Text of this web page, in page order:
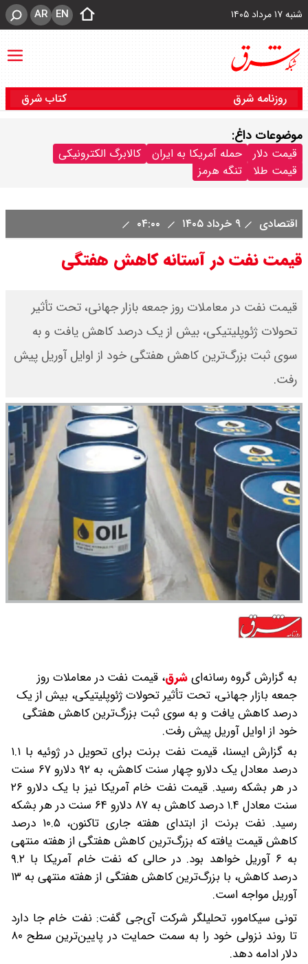
شنبه ۱۷ مرداد ۱۴۰۵ EN
AR
روزنامه شرق کتاب شرق
موضوعات داغ:
قیمت دلار حمله آمریکا به ایران
کالابرگ الکترونیکی
قیمت طلا
تنگه هرمز
اقتصادی ۹ خرداد ۱۴۰۵
قیمت نفت در آستانه کاهش هفتگی
قیمت نفت در معاملات روز جمعه بازار جهانی، تحت تأثیر
تحولات ژئوپلیتیکی، بیش از یک درصد کاهش یافت و به
سوی ثبت بزرگ‌ترین کاهش هفتگی خود از اوایل آوریل پیش
رفت.
به گزارش گروه رسانه‌ایشرق، قیمت نفت در معاملات روز
جمعه بازار جهانی، تحت تأثیر تحولات ژئوپلیتیکی، بیش از یک
درصد کاهش یافت و به سوی ثبت بزرگ‌ترین کاهش هفتگی
خود از اوایل آوریل پیش رفت.
به گزارش ایسنا، قیمت نفت برنت برای تحویل در ژوئیه با ۱.۱
درصد معادل یک دلارو چهار سنت کاهش، به ۹۲ دلارو ۶۷ سنت
در هر بشکه رسید. قیمت نفت خام آمریکا نیز با یک دلارو ۲۶
سنت معادل ۱.۴ درصد کاهش به ۸۷ دلارو ۶۴ سنت در هر بشکه
رسید. نفت برنت از ابتدای هفته جاری تاکنون، ۱۰.۵ درصد
کاهش قیمت یافته که بزرگ‌ترین کاهش هفتگی از هفته‌ منتهی
به ۶ آوریل خواهد بود. در حالی که نفت خام آمریکا با ۹.۲
درصد کاهش، با بزرگ‌ترین کاهش هفتگی از هفته‌ منتهی به ۱۳
آوریل مواجه است.
تونی سیکامور، تحلیلگر شرکت آی‌جی گفت: نفت خام جا دارد
تا روند نزولی خود را به سمت حمایت در پایین‌ترین سطح ۸۰
دلار ادامه دهد.